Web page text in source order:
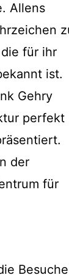
Allens
für ihr
ist.
Gehry
perfekt
der
für